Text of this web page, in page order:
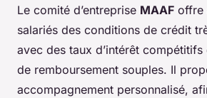
Le comité d’entreprise MAAF offre
salariés des conditions de crédit
avec des taux d’intérêt
de remboursement souples. Il
accompagnement personnalisé,